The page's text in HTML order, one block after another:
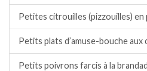
Petites citrouilles (pizzouilles) en
Petits plats d’amuse-bouche
Petits poivrons farcis à la